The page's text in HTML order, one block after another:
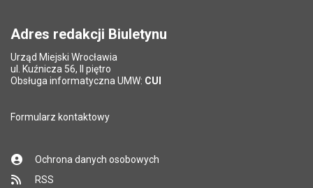
Adres redakcji Biuletynu
Urząd Miejski Wrocławia
ul. Kuźnicza 56, II piętro
Obsługa informatyczna UMW: CUI
Formularz kontaktowy
Ochrona danych osobowych
RSS